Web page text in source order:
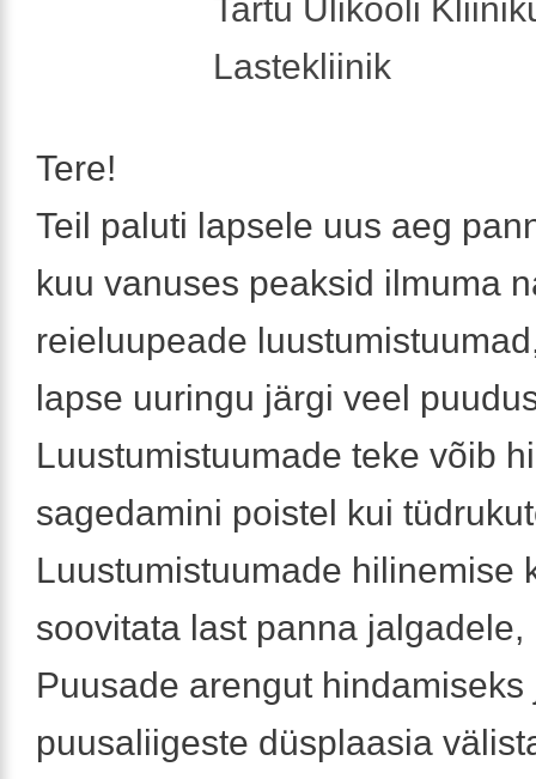
Tartu Ülikooli
Lastekliinik
Tere!
Teil paluti lapsele uus aeg
kuu vanuses peaksid ilmuma
reieluupeade
lapse uuringu järgi veel
Luustumistuumade teke võib
sagedamini poistel kui
Luustumistuumade hilinemise
soovitata last panna jalgadele,
Puusade arengut hindamiseks
puusaliigeste düsplaasia